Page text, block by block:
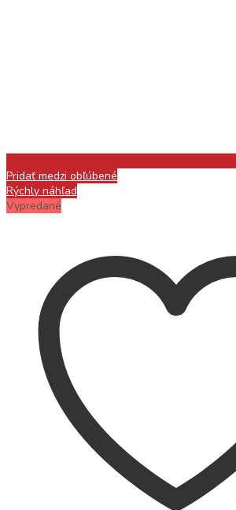
Pridať medzi obľúbené
Rýchly náhľad
Vypredané